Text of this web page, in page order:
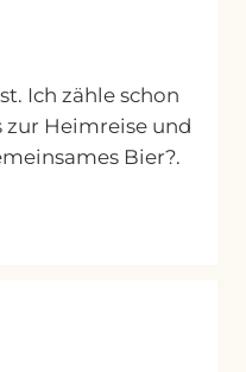
Ich zähle schon
zur Heimreise und
Bier?.